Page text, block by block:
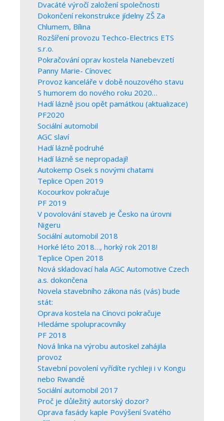
Dvacáté výročí založení společnosti
Dokončení rekonstrukce jídelny ZŠ Za
Chlumem, Bílina
Rozšíření provozu Techco-Electrics ETS
s.r.o.
Pokračování oprav kostela Nanebevzetí
Panny Marie- Cínovec
Provoz kanceláře v době nouzového stavu
S humorem do nového roku 2020…
Hadí lázně jsou opět památkou (aktualizace)
PF2020
Sociální automobil
AGC slaví
Hadí lázně podruhé
Hadí lázně se nepropadají!
Autokemp Osek s novými chatami
Teplice Open 2019
Kocourkov pokračuje
PF 2019
V povolování staveb je Česko na úrovni
Nigeru
Sociální automobil 2018
Horké léto 2018…, horký rok 2018!
Teplice Open 2018
Nová skladovací hala AGC Automotive Czech
a.s. dokončena
Novela stavebního zákona nás (vás) bude
stát:
Oprava kostela na Cínovci pokračuje
Hledáme spolupracovníky
PF 2018
Nová linka na výrobu autoskel zahájila
provoz
Stavební povolení vyřídíte rychleji i v Kongu
nebo Rwandě
Sociální automobil 2017
Proč je důležitý autorský dozor?
Oprava fasády kaple Povýšení Svatého